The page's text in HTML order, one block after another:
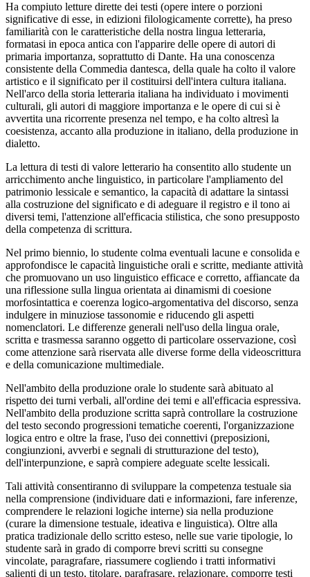
Ha compiuto letture dirette dei testi (opere intere o porzioni
significative di esse, in edizioni filologicamente corrette), ha preso
familiarità con le caratteristiche della nostra lingua letteraria,
formatasi in epoca antica con l'apparire delle opere di autori di
primaria importanza, soprattutto di Dante. Ha una conoscenza
consistente della Commedia dantesca, della quale ha colto il valore
artistico e il significato per il costituirsi dell'intera cultura italiana.
Nell'arco della storia letteraria italiana ha individuato i movimenti
culturali, gli autori di maggiore importanza e le opere di cui si è
avvertita una ricorrente presenza nel tempo, e ha colto altresì la
coesistenza, accanto alla produzione in italiano, della produzione in
dialetto.
La lettura di testi di valore letterario ha consentito allo studente un
arricchimento anche linguistico, in particolare l'ampliamento del
patrimonio lessicale e semantico, la capacità di adattare la sintassi
alla costruzione del significato e di adeguare il registro e il tono ai
diversi temi, l'attenzione all'efficacia stilistica, che sono presupposto
della competenza di scrittura.
Nel primo biennio, lo studente colma eventuali lacune e consolida e
approfondisce le capacità linguistiche orali e scritte, mediante attività
che promuovano un uso linguistico efficace e corretto, affiancate da
una riflessione sulla lingua orientata ai dinamismi di coesione
morfosintattica e coerenza logico-argomentativa del discorso, senza
indulgere in minuziose tassonomie e riducendo gli aspetti
nomenclatori. Le differenze generali nell'uso della lingua orale,
scritta e trasmessa saranno oggetto di particolare osservazione, così
come attenzione sarà riservata alle diverse forme della videoscrittura
e della comunicazione multimediale.
Nell'ambito della produzione orale lo studente sarà abituato al
rispetto dei turni verbali, all'ordine dei temi e all'efficacia espressiva.
Nell'ambito della produzione scritta saprà controllare la costruzione
del testo secondo progressioni tematiche coerenti, l'organizzazione
logica entro e oltre la frase, l'uso dei connettivi (preposizioni,
congiunzioni, avverbi e segnali di strutturazione del testo),
dell'interpunzione, e saprà compiere adeguate scelte lessicali.
Tali attività consentiranno di sviluppare la competenza testuale sia
nella comprensione (individuare dati e informazioni, fare inferenze,
comprendere le relazioni logiche interne) sia nella produzione
(curare la dimensione testuale, ideativa e linguistica). Oltre alla
pratica tradizionale dello scritto esteso, nelle sue varie tipologie, lo
studente sarà in grado di comporre brevi scritti su consegne
vincolate, paragrafare, riassumere cogliendo i tratti informativi
salienti di un testo, titolare, parafrasare, relazionare, comporre testi